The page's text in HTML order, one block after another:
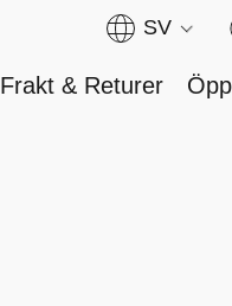
SV
Frakt & Returer